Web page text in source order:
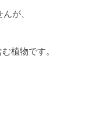
が、
植物です。